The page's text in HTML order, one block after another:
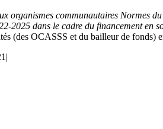
organismes communautaires Normes
2025 dans le cadre du financement en
(des OCASSS et du bailleur de fonds)
|